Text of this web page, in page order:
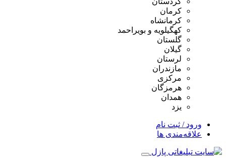
کرمان
کرمانشاه
کهگیلویه و بویراحمد
گلستان
گیلان
لرستان
مازندران
مرکزی
هرمزگان
همدان
یزد
ورود / ثبت نام
علاقه‌مندی ها